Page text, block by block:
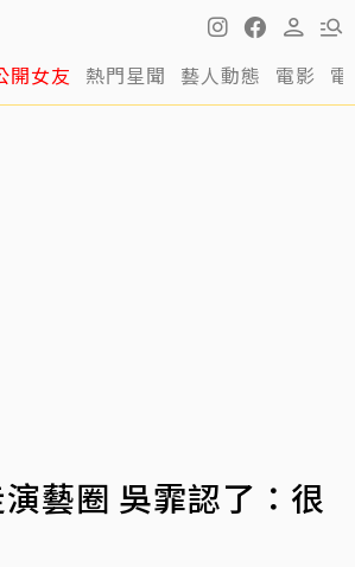
開女友 熱門星聞 藝人動態 電影
藝圈 吳霏認了：很